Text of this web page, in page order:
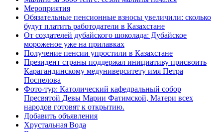
Мероприятия
Обязательные пенсионные взносы увеличили: сколько
будут платить работодатели в Казахстане
От создателей дубайского шоколада: Дубайское
мороженое уже на прилавках
Получение пенсии упростили в Казахстане
Президент страны поддержал инициативу присвоить
Карагандинскому медуниверситету имя Петра
Поспелова
Фото-тур: Католический кафедральный собор
Пресвятой Девы Марии Фатимской, Матери всех
народов готовят к открытию.
Добавить объявления
Хрустальная Вода